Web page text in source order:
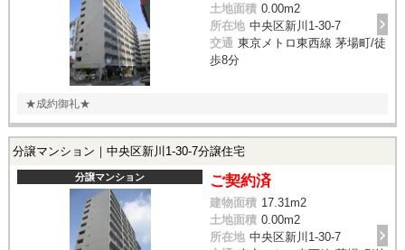
土地面積 0.00m2
所在地 中央区新川1-30-7
交通 東京メトロ東西線 茅場町/徒
歩8分
★成約御礼★
分譲マンション｜中央区新川1-30-7分譲住宅
分譲マンション ご契約済
建物面積 17.31m2
土地面積 0.00m2
所在地 中央区新川1-30-7